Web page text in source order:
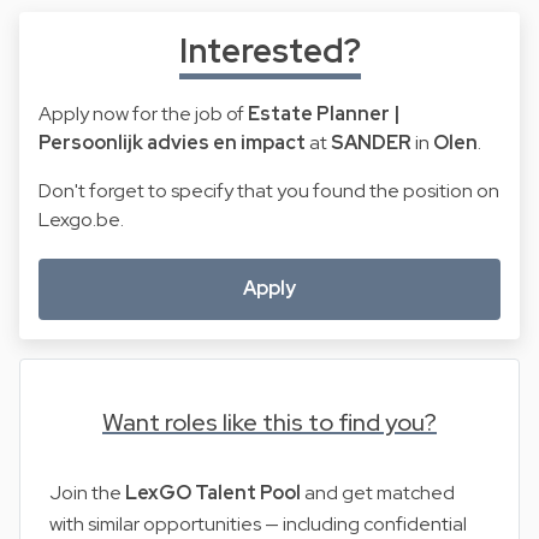
Interested?
Apply now for the job ofEstate Planner |
Persoonlijk advies en impact atSANDERin Olen.
Don't forget to specify that you found the position on
Lexgo.be.
Apply
Want roles like this to find you?
Join the LexGO Talent Pool and get matched
with similar opportunities — including confidential